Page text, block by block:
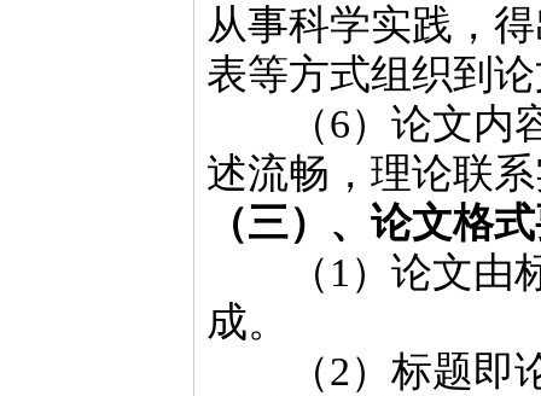
从事科学实践，
表等方式组织到
（6）论文内容
述流畅，理论联
（三）、论文格
（1）论文由标
成。
（2）标题即论